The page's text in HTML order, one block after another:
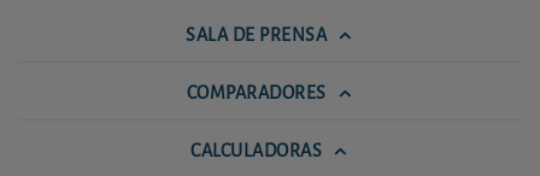
SALA DE PRENSA
COMPARADORES
CALCULADORAS